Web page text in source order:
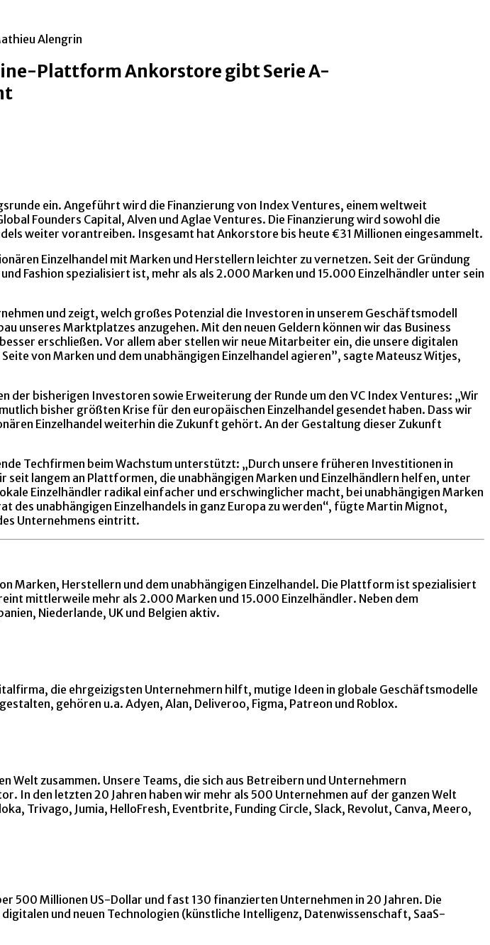
Alengrin
Plattform Ankorstore gibt Serie A-
ein. Angeführt wird die Finanzierung von Index Ventures, einem weltweit
Founders Capital, Alven und Aglae Ventures. Die Finanzierung wird sowohl die
weiter vorantreiben. Insgesamt hat Ankorstore bis heute €31 Millionen eingesammelt.
Einzelhandel mit Marken und Herstellern leichter zu vernetzen. Seit der Gründung
Fashion spezialisiert ist, mehr als als 2.000 Marken und 15.000 Einzelhändler unter sein
und zeigt, welch großes Potenzial die Investoren in unserem Geschäftsmodell
unseres Marktplatzes anzugehen. Mit den neuen Geldern können wir das Business
erschließen. Vor allem aber stellen wir neue Mitarbeiter ein, die unsere digitalen
von Marken und dem unabhängigen Einzelhandel agieren”, sagte Mateusz Witjes,
bisherigen Investoren sowie Erweiterung der Runde um den VC Index Ventures: „Wir
bisher größten Krise für den europäischen Einzelhandel gesendet haben. Dass wir
Einzelhandel weiterhin die Zukunft gehört. An der Gestaltung dieser Zukunft
Techfirmen beim Wachstum unterstützt: „Durch unsere früheren Investitionen in
langem an Plattformen, die unabhängigen Marken und Einzelhändlern helfen, unter
Einzelhändler radikal einfacher und erschwinglicher macht, bei unabhängigen Marken
des unabhängigen Einzelhandels in ganz Europa zu werden“, fügte Martin Mignot,
Unternehmens eintritt.
Herstellern und dem unabhängigen Einzelhandel. Die Plattform ist spezialisiert
mittlerweile mehr als 2.000 Marken und 15.000 Einzelhändler. Neben dem
Niederlande, UK und Belgien aktiv.
die ehrgeizigsten Unternehmern hilft, mutige Ideen in globale Geschäftsmodelle
gehören u.a. Adyen, Alan, Deliveroo, Figma, Patreon und Roblox.
zusammen. Unsere Teams, die sich aus Betreibern und Unternehmern
In den letzten 20 Jahren haben wir mehr als 500 Unternehmen auf der ganzen Welt
Trivago, Jumia, HelloFresh, Eventbrite, Funding Circle, Slack, Revolut, Canva, Meero,
500 Millionen US-Dollar und fast 130 finanzierten Unternehmen in 20 Jahren. Die
und neuen Technologien (künstliche Intelligenz, Datenwissenschaft, SaaS-